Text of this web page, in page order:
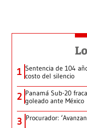
1 Sentencia de 104
costo del silencio
2 Panamá Sub-20
goleado ante México
3 Procurador: